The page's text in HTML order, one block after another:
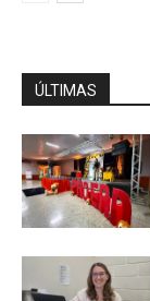
ÚLTIMAS